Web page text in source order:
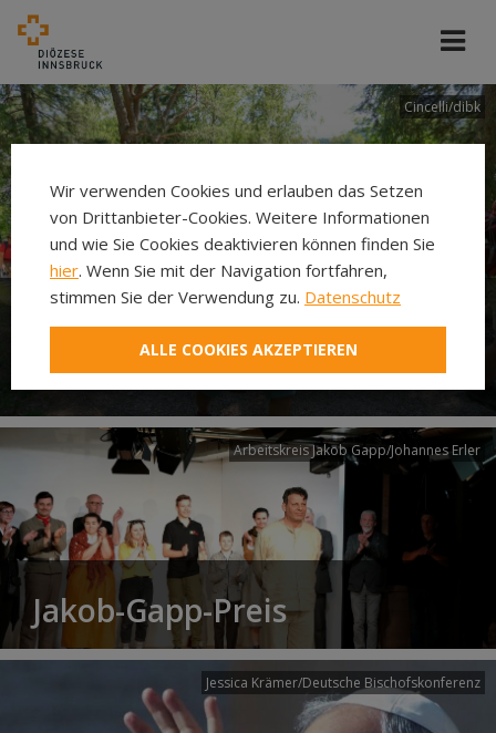
Cincelli/dibk
Neuer Pilgerweg Via
Laudato si’
Arbeitskreis Jakob Gapp/Johannes Erler
Jakob-Gapp-Preis
Jessica Krämer/Deutsche Bischofskonferenz
Wir verwenden Cookies und erlauben das Setzen
von Drittanbieter-Cookies. Weitere Informationen
und wie Sie Cookies deaktivieren können finden Sie
hier. Wenn Sie mit der Navigation fortfahren,
stimmen Sie der Verwendung zu. Datenschutz
ALLE COOKIES AKZEPTIEREN